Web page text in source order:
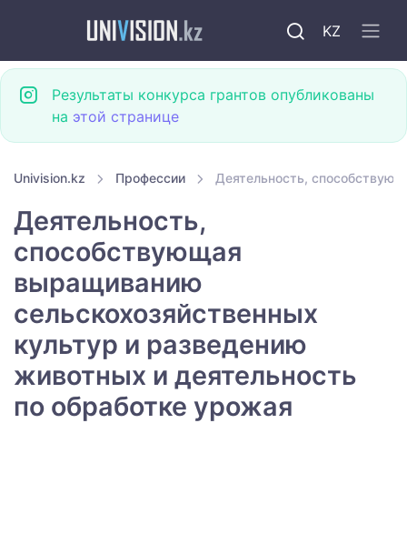
KZ
Результаты конкурса грантов опубликованы
на этой странице
Univision.kz Профессии Деятельность,
Деятельность,
способствующая
выращиванию
сельскохозяйственных
культур и разведению
животных и деятельность
по обработке урожая